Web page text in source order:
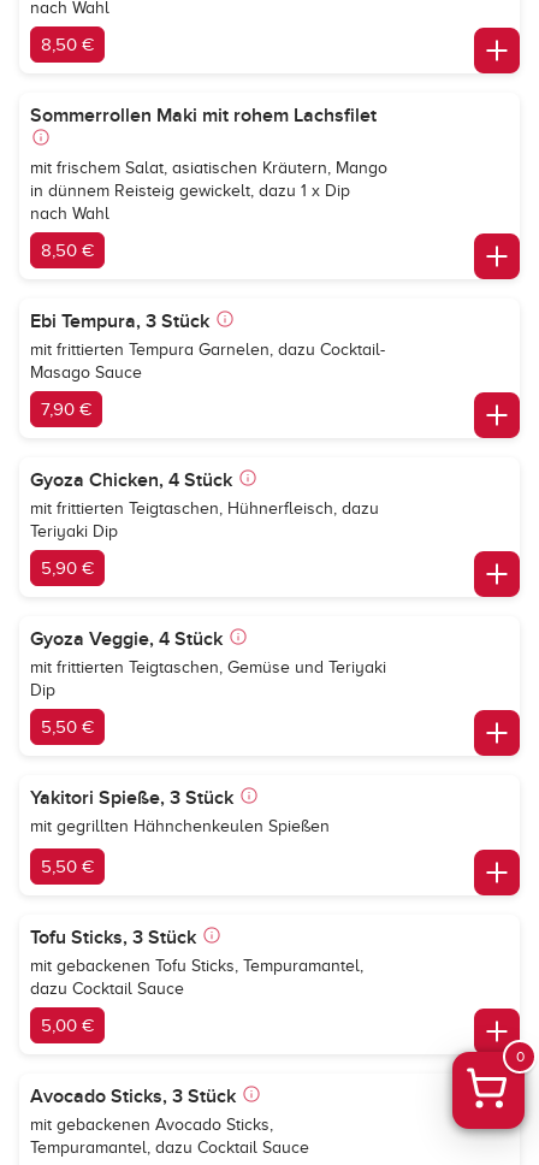
nach Wahl
8,50 €
Sommerrollen Maki mit rohem Lachsfilet
mit frischem Salat, asiatischen Kräutern, Mango
in dünnem Reisteig gewickelt, dazu 1 x Dip
nach Wahl
8,50 €
Ebi Tempura, 3 Stück
mit frittierten Tempura Garnelen, dazu Cocktail-
Masago Sauce
7,90 €
Gyoza Chicken, 4 Stück
mit frittierten Teigtaschen, Hühnerfleisch, dazu
Teriyaki Dip
5,90 €
Gyoza Veggie, 4 Stück
mit frittierten Teigtaschen, Gemüse und Teriyaki
Dip
5,50 €
Yakitori Spieße, 3 Stück
mit gegrillten Hähnchenkeulen Spießen
5,50 €
Tofu Sticks, 3 Stück
mit gebackenen Tofu Sticks, Tempuramantel,
dazu Cocktail Sauce
5,00 €
Avocado Sticks, 3 Stück
mit gebackenen Avocado Sticks,
Tempuramantel, dazu Cocktail Sauce
0